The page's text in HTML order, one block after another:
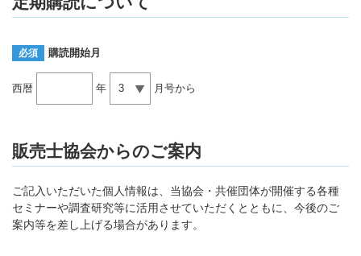
必須 購読開始月
西暦 年 月号から
販売士協会からのご案内
ご記入いただいた個人情報は、当協会・共催団体が開催する各種
セミナーや調査研究等に活用させていただくとともに、今後のご
案内等を差し上げる場合があります。